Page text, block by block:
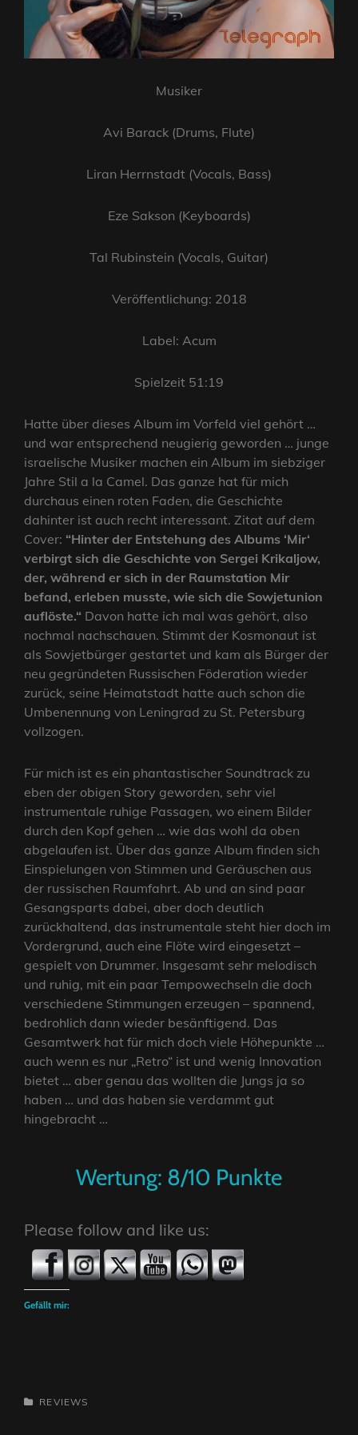
Musiker
Avi Barack (Drums, Flute)
Liran Herrnstadt (Vocals, Bass)
Eze Sakson (Keyboards)
Tal Rubinstein (Vocals, Guitar)
Veröffentlichung: 2018
Label: Acum
Spielzeit 51:19
Hatte über dieses Album im Vorfeld viel gehört …
und war entsprechend neugierig geworden … junge
israelische Musiker machen ein Album im siebziger
Jahre Stil a la Camel. Das ganze hat für mich
durchaus einen roten Faden, die Geschichte
dahinter ist auch recht interessant. Zitat auf dem
Cover: “Hinter der Entstehung des Albums ‘Mir‘
verbirgt sich die Geschichte von Sergei Krikaljow,
der, während er sich in der Raumstation Mir
befand, erleben musste, wie sich die Sowjetunion
auflöste.“ Davon hatte ich mal was gehört, also
nochmal nachschauen. Stimmt der Kosmonaut ist
als Sowjetbürger gestartet und kam als Bürger der
neu gegründeten Russischen Föderation wieder
zurück, seine Heimatstadt hatte auch schon die
Umbenennung von Leningrad zu St. Petersburg
vollzogen.
Für mich ist es ein phantastischer Soundtrack zu
eben der obigen Story geworden, sehr viel
instrumentale ruhige Passagen, wo einem Bilder
durch den Kopf gehen … wie das wohl da oben
abgelaufen ist. Über das ganze Album finden sich
Einspielungen von Stimmen und Geräuschen aus
der russischen Raumfahrt. Ab und an sind paar
Gesangsparts dabei, aber doch deutlich
zurückhaltend, das instrumentale steht hier doch im
Vordergrund, auch eine Flöte wird eingesetzt –
gespielt von Drummer. Insgesamt sehr melodisch
und ruhig, mit ein paar Tempowechseln die doch
verschiedene Stimmungen erzeugen – spannend,
bedrohlich dann wieder besänftigend. Das
Gesamtwerk hat für mich doch viele Höhepunkte …
auch wenn es nur „Retro“ ist und wenig Innovation
bietet … aber genau das wollten die Jungs ja so
haben … und das haben sie verdammt gut
hingebracht …
Wertung: 8/10 Punkte
Please follow and like us:
Gefällt mir:
CATEGORIES
REVIEWS